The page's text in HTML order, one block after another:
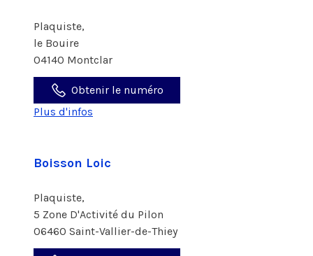
Plaquiste,
le Bouire
04140 Montclar
Obtenir le numéro
Plus d'infos
Boisson Loic
Plaquiste,
5 Zone D'Activité du Pilon
06460 Saint-Vallier-de-Thiey